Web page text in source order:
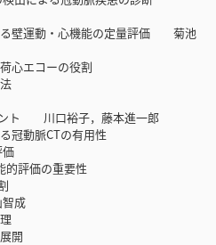
運動・心機能の定量評価 菊池
エコーの役割
ト 川口裕子，藤本進一郎
動脈CTの有用性
評価の重要性
成
開